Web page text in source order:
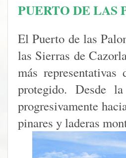
PUERTO DE LAS
El Puerto de las
las Sierras de
más
protegido. Desde
progresivamente
pinares y laderas